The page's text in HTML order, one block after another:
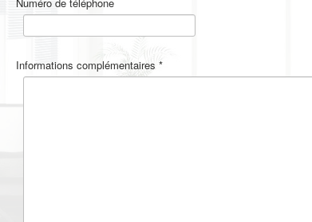
Informations complémentaires *